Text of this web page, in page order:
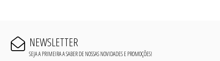
NEWSLETTER
SEJA A PRIMEIRA A SABER DE NOSSAS NOVIDADES E PROMOÇÕES!